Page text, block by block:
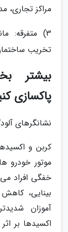
مراکز تجاری،
3) متفرقه:
تخریب
بیشتر
پاکسازی
نشانگرهای
کربن و
موتور خودرو
خفگی افراد
بینایی،
آموزان
اکسیدها بر